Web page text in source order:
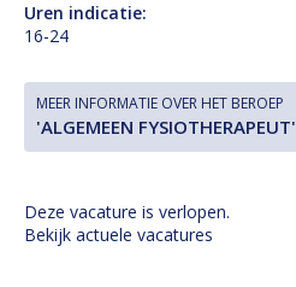
Uren indicatie:
16-24
MEER INFORMATIE OVER HET BEROEP
'ALGEMEEN FYSIOTHERAPEUT'
Deze vacature is verlopen.
Bekijk actuele vacatures